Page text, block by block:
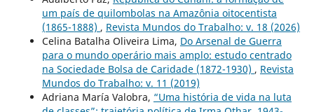
um país de quilombolas na Amazônia oitocentista
(1865-1888) , Revista Mundos do Trabalho: v. 18 (2026)
Celina Batalha Oliveira Lima, Do Arsenal de Guerra
para o mundo operário mais amplo: estudo centrado
na Sociedade Bolsa de Caridade (1872-1930) , Revista
Mundos do Trabalho: v. 11 (2019)
Adriana María Valobra, “Uma história de vida na luta